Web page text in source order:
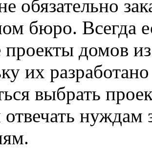
обязательно
бюро. Всегда
проекты домов
их
выбрать
отвечать